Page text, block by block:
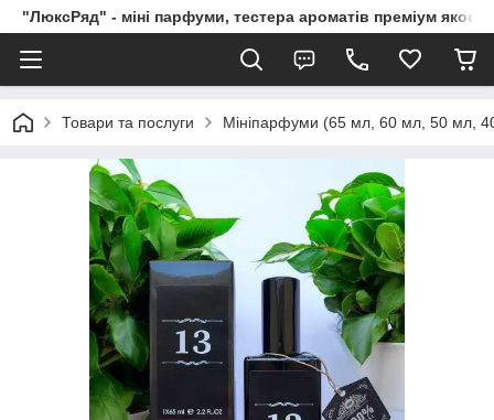
"ЛюксРяд" - міні парфуми, тестера ароматів преміум
Товари та послуги Мініпарфуми (65 мл, 60 мл, 50 мл,